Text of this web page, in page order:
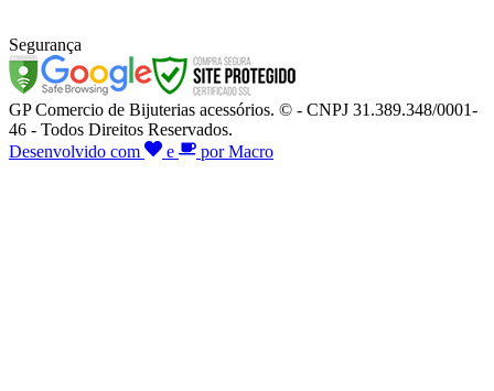
Segurança
GP Comercio de Bijuterias acessórios. © - CNPJ 31.389.348/0001-
46 - Todos Direitos Reservados.
Desenvolvido com
e por Macro